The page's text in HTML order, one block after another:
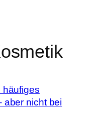
häufiges
aber nicht bei